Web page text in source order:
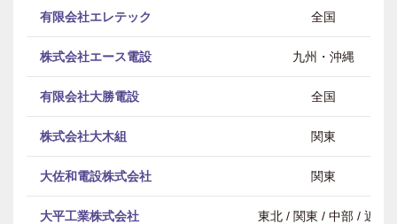
有限会社エレテック 全国
株式会社エース電設 九州・沖縄
有限会社大勝電設 全国
株式会社大木組 関東
大佐和電設株式会社 関東
大平工業株式会社 東北 / 関東 / 中部 / 近畿